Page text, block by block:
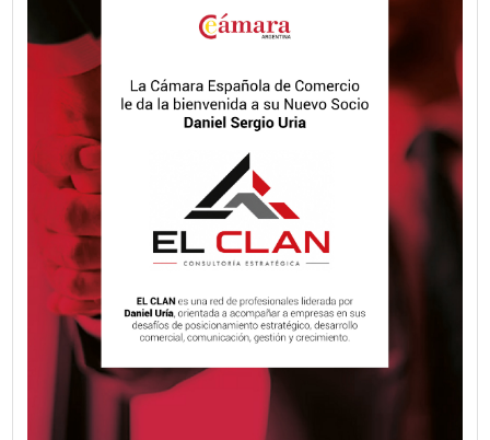
Fecha publicación: 08-06-2026
El Observatorio Vial 2025 revela una
generalizada en el uso del cinturón de
seguridad y un aumento preocupante
zigzag en motocicletas en los
Buenos Aires